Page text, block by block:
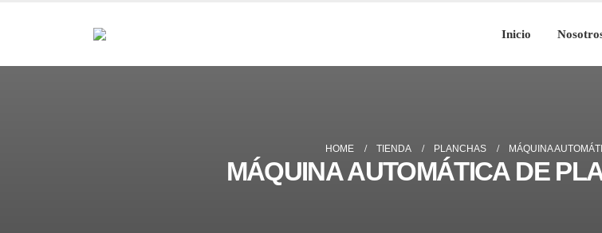
Inicio
HOME TIENDA PLANCHAS MÁQUINA
MÁQUINA AUTOMÁTICA DE